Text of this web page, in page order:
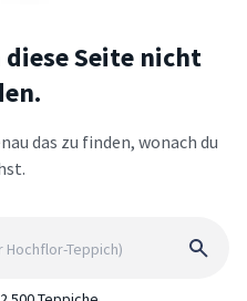
Seite nicht
das zu finden, wonach du